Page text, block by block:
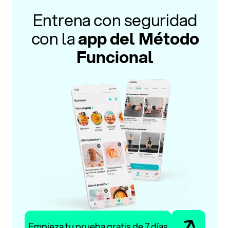
Entrena con seguridad
con laapp del Método
Funcional